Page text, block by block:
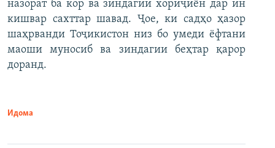
назорат ба кор ва зиндагии хориҷиён дар ин
кишвар сахттар шавад. Ҷое, ки садҳо ҳазор
шаҳрванди Тоҷикистон низ бо умеди ёфтани
маоши муносиб ва зиндагии беҳтар қарор
доранд.
Идома